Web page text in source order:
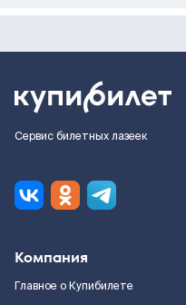
Сервис билетных лазеек
Компания
Главное о Купибилете